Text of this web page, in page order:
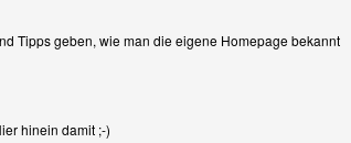
Tipps geben, wie man die eigene Homepage bekannt
hinein damit ;-)